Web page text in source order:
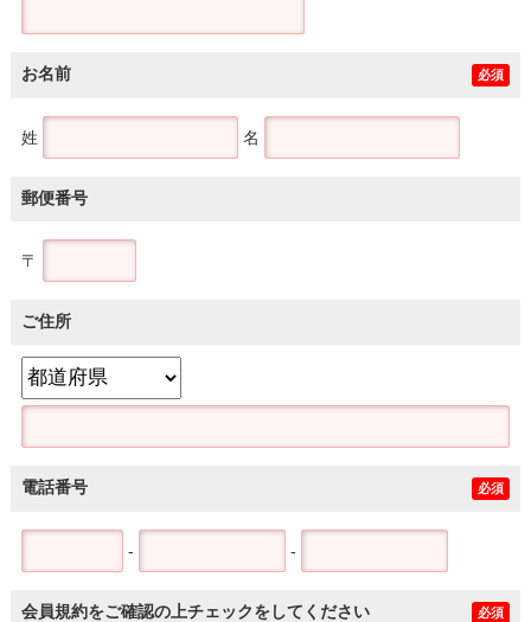
お名前 必須
姓 名
郵便番号
〒
ご住所
電話番号 必須
- -
会員規約をご確認の上チェックをしてください 必須